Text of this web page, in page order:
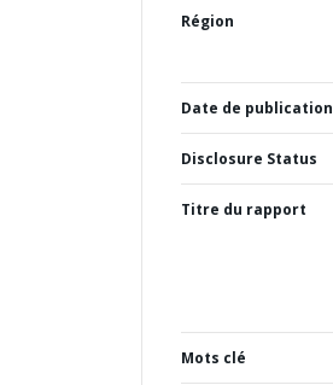
Région
Date de publication
Disclosure Status
Titre du rapport
Mots clé